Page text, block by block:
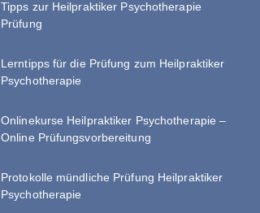
Tipps zur Heilpraktiker Psychotherapie
Prüfung
Lerntipps für die Prüfung zum Heilpraktiker
Psychotherapie
Onlinekurse Heilpraktiker Psychotherapie –
Online Prüfungsvorbereitung
Protokolle mündliche Prüfung Heilpraktiker
Psychotherapie